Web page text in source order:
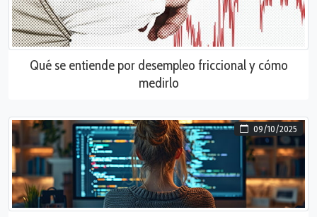
Qué se entiende por desempleo friccional y cómo
medirlo
09/10/2025